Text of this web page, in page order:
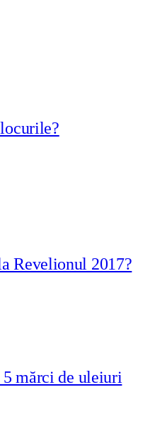
Revelionul 2017?
5 mărci de uleiuri